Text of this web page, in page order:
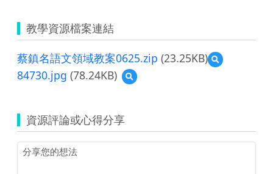
教學資源檔案連結
蔡鎮名語文領域教案0625.zip (23.25KB)
預
覽
領
84730.jpg (78.24KB)
預
覽
資源評論或心得分享